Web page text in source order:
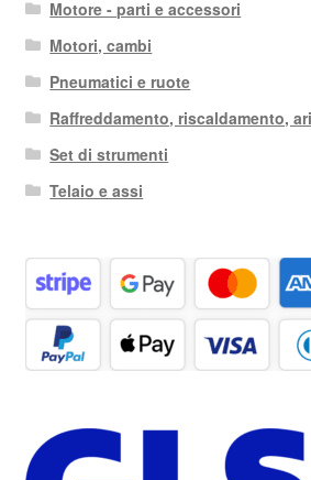
Motore - parti e accessori
Motori, cambi
Pneumatici e ruote
Raffreddamento, riscaldamento,
Set di strumenti
Telaio e assi